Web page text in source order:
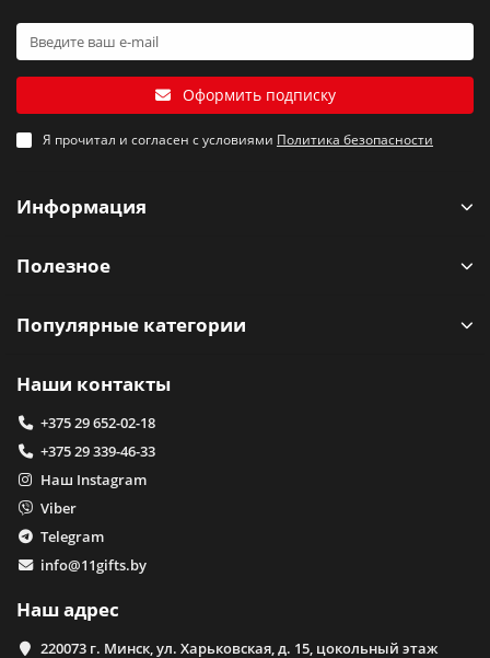
Оформить подписку
Я прочитал и согласен с условиями Политика безопасности
Информация
Полезное
Популярные категории
Наши контакты
+375 29 652-02-18
+375 29 339-46-33
Наш Instagram
Viber
Telegram
info@11gifts.by
Наш адрес
220073 г. Минск, ул. Харьковская, д. 15, цокольный этаж